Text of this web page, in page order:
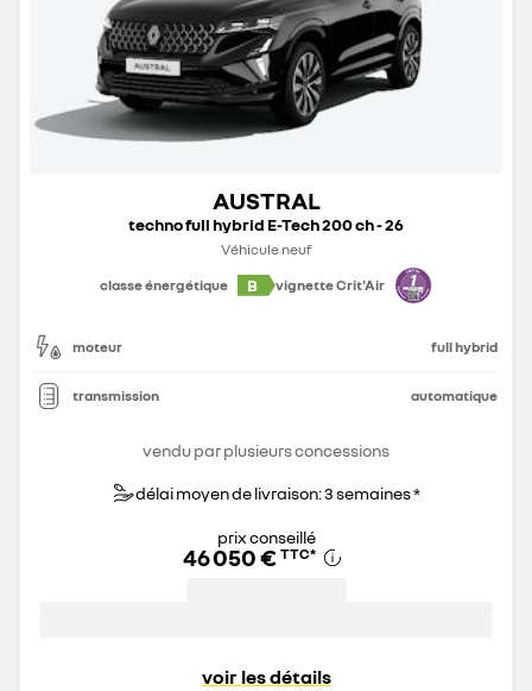
AUSTRAL
techno full hybrid E-Tech 200 ch - 26
Véhicule neuf
classe énergétique
B vignette Crit'Air
moteur full hybrid
transmission automatique
vendu par plusieurs concessions
délai moyen de livraison: 3 semaines *
prix conseillé
46 050 € TTC*
voir les détails